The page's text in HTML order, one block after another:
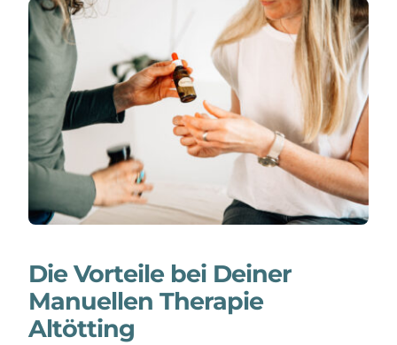
Die Vorteile bei Deiner
Manuellen Therapie
Altötting